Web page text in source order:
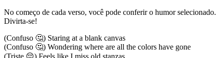
No começo de cada verso, você pode conferir o humor selecionado.
Divirta-se!
(Confuso 🤔) Staring at a blank canvas
(Confuso 🤔) Wondering where are all the colors have gone
(Triste 😔) Feels like I miss old stanzas